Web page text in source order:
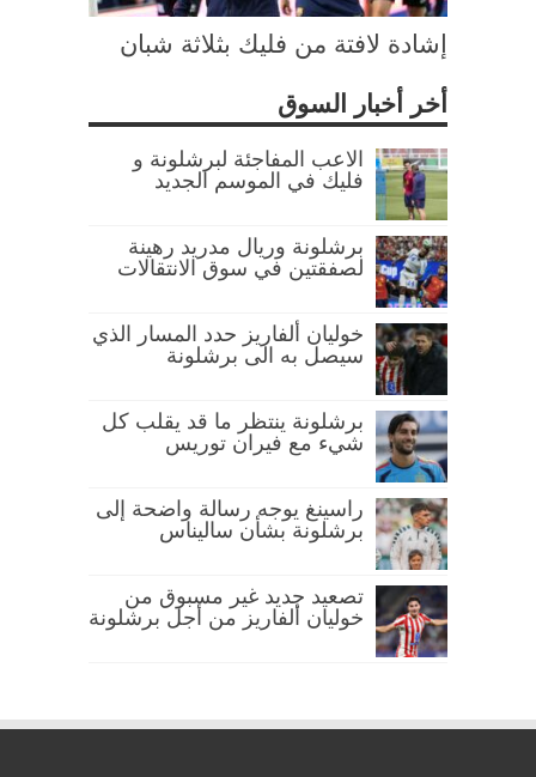
إشادة لافتة من فليك بثلاثة شبان
أخر أخبار السوق
الاعب المفاجئة لبرشلونة و
فليك في الموسم الجديد
برشلونة وريال مدريد رهينة
لصفقتين في سوق الانتقالات
خوليان ألفاريز حدد المسار الذي
سيصل به الى برشلونة
برشلونة ينتظر ما قد يقلب كل
شيء مع فيران توريس
راسينغ يوجه رسالة واضحة إلى
برشلونة بشأن ساليناس
تصعيد جديد غير مسبوق من
خوليان ألفاريز من أجل برشلونة